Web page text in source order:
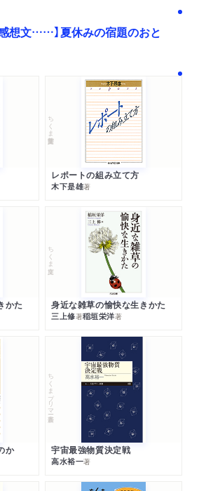
想文……】夏休みの宿題のおと
ちくま学芸文庫
レポートの組み立て方
木下是雄著
かた
ちくま文庫
身近な雑草の愉快な生きかた
三上修著稲垣栄洋著
か
ちくまプリマー新書
宇宙最強物質決定戦
高水裕一著